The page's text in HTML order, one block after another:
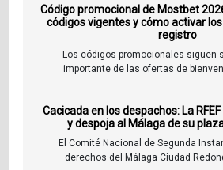
Código promocional de Mostbet
códigos vigentes y cómo activar
registro
Los códigos promocionales siguen
importante de las ofertas de
Cacicada en los despachos: La
y despoja al Málaga de su
El Comité Nacional de Segunda
derechos del Málaga Ciudad